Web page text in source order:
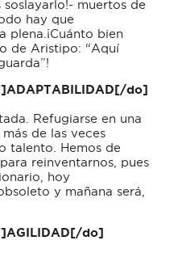
soslayarlo!- muertos de
hay que
plena.¡Cuánto bien
de Aristipo: “Aquí
do]
Refugiarse en una
de las veces
talento. Hemos de
reinventarnos, pues
hoy
y mañana será,
do]